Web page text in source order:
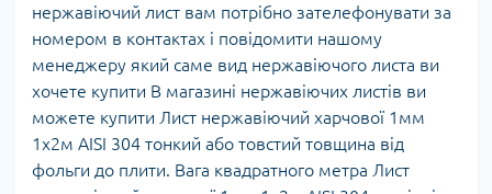
нержавіючий лист вам потрібно зателефонувати за
номером в контактах і повідомити нашому
менеджеру який саме вид нержавіючого листа ви
хочете купити В магазині нержавіючих листів ви
можете купити Лист нержавіючий харчової 1мм
1х2м AISI 304 тонкий або товстий товщина від
фольги до плити. Вага квадратного метра Лист